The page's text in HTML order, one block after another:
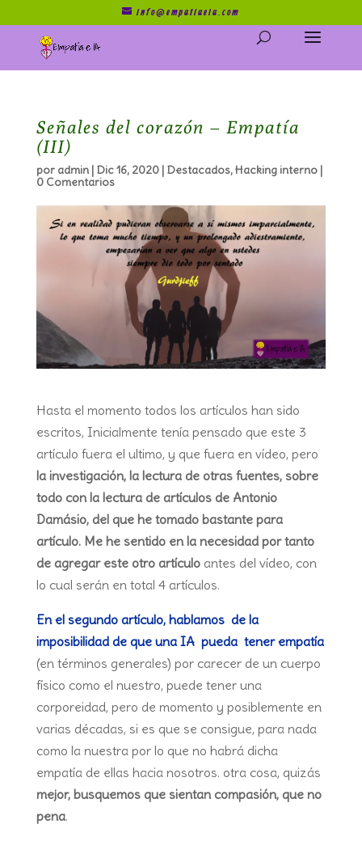
info@empatiaeia.com
Señales del corazón – Empatía
(III)
por admin| Dic 16, 2020| Destacados,Hacking interno|
0 Comentarios
Hasta el momento todos los artículos han sido
escritos, Inicialmente tenía pensado que este 3
artículo fuera el ultimo, y que fuera en vídeo, pero
la investigación, la lectura de otras fuentes, sobre
todo con la lectura de artículos de Antonio
Damásio, del que he tomado bastante para
artículo. Me he sentido en la necesidad por tanto
de agregar este otro artículoantes del vídeo, con
lo cual serán en total 4 artículos.
En el segundo artículo, hablamos de la
imposibilidad de que una IA pueda tener empatía
(en términos generales) por carecer de un cuerpo
físico como el nuestro, puede tener una
corporeidad, pero de momento y posiblemente en
varias décadas, si es que se consigue, para nada
como la nuestra por lo que no habrá dicha
empatía de ellas hacia nosotros. otra cosa, quizás
mejor, busquemos que sientan compasión, que no
pena.